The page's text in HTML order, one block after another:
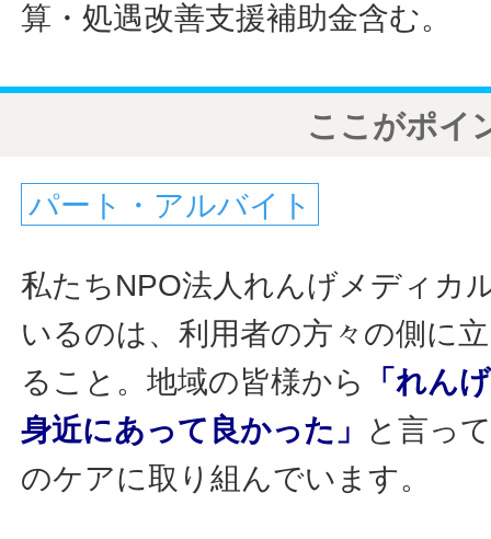
算・処遇改善支援補助金含む。
ここがポイ
パート・アルバイト
私たちNPO法人れんげメディカ
いるのは、利用者の方々の側に
ること。地域の皆様から
「れん
身近にあって良かった」
と言っ
のケアに取り組んでいます。